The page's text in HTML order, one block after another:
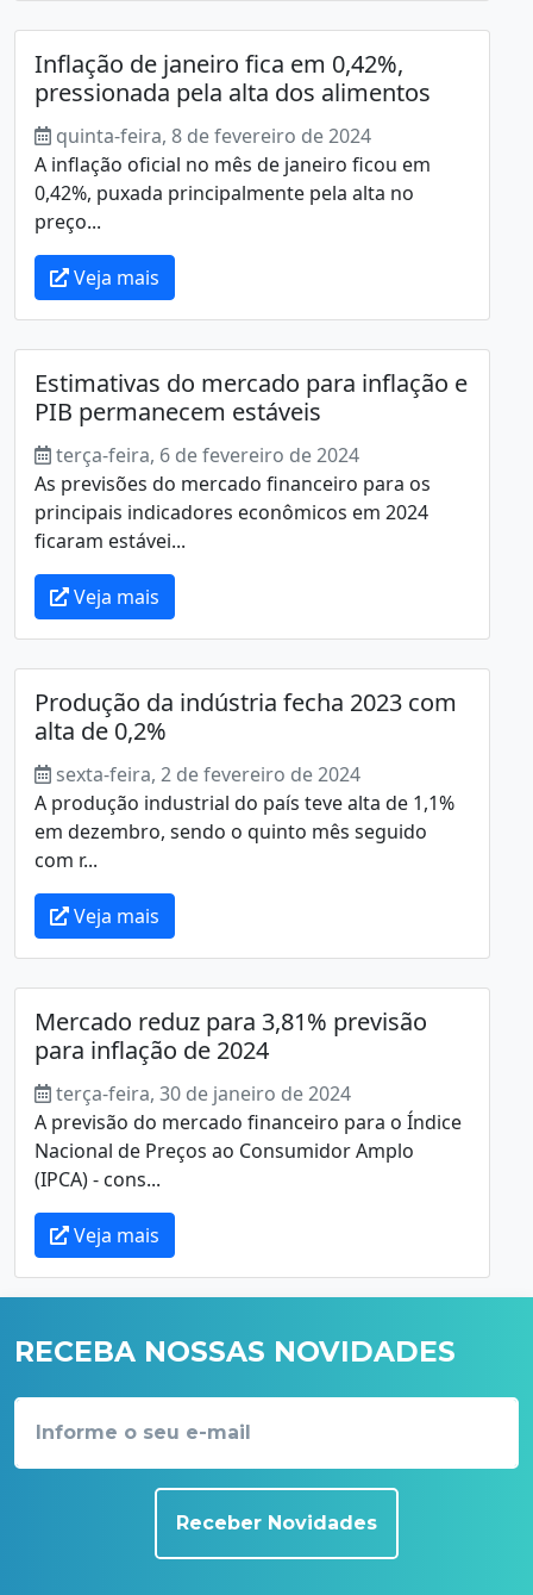
Inflação de janeiro fica em 0,42%,
pressionada pela alta dos alimentos
quinta-feira, 8 de fevereiro de 2024
A inflação oficial no mês de janeiro ficou em
0,42%, puxada principalmente pela alta no
preço...
Veja mais
Estimativas do mercado para inflação e
PIB permanecem estáveis
terça-feira, 6 de fevereiro de 2024
As previsões do mercado financeiro para os
principais indicadores econômicos em 2024
ficaram estávei...
Veja mais
Produção da indústria fecha 2023 com
alta de 0,2%
sexta-feira, 2 de fevereiro de 2024
A produção industrial do país teve alta de 1,1%
em dezembro, sendo o quinto mês seguido
com r...
Veja mais
Mercado reduz para 3,81% previsão
para inflação de 2024
terça-feira, 30 de janeiro de 2024
A previsão do mercado financeiro para o Índice
Nacional de Preços ao Consumidor Amplo
(IPCA) - cons...
Veja mais
RECEBA NOSSAS NOVIDADES
Receber Novidades